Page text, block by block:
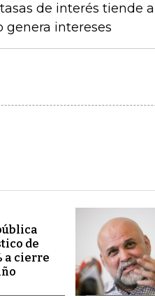
de interés tiende
genera intereses
de
a cierre